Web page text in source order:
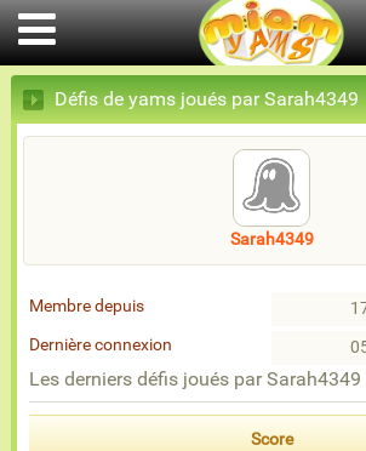
Défis de yams joués par Sarah4349
Sarah4349
Membre depuis
Dernière connexion
Les derniers défis joués par Sarah4349
Score